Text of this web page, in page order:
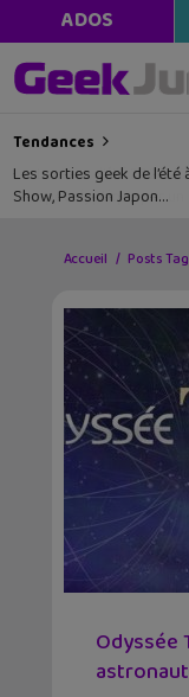
ADOS
Tendances
Les sorties geek de l’été
Show, Passion Japon…
Accueil Posts
Odyssée